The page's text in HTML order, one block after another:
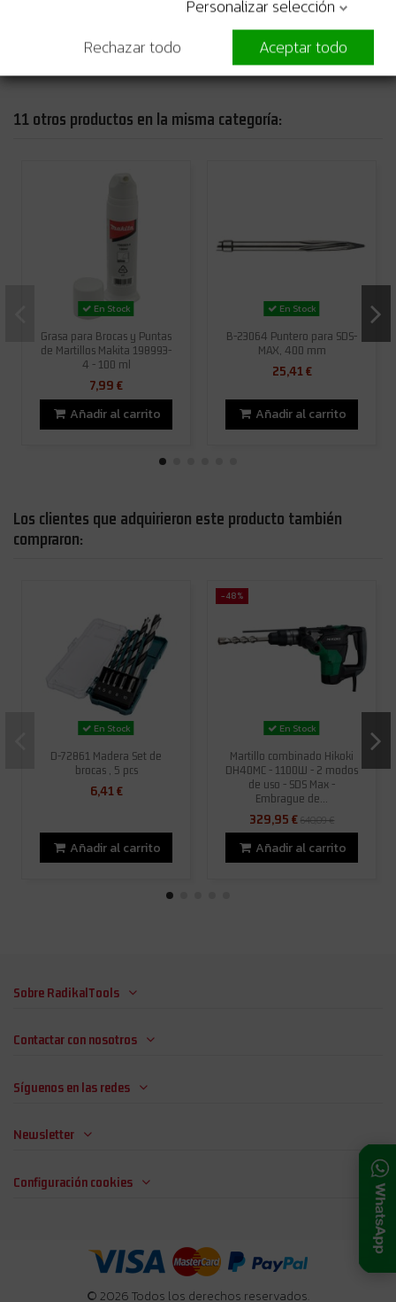
Detalles del producto
11 otros productos en la misma categoría:
En Stock
Grasa para Brocas y Puntas
de Martillos Makita 198993-
4 - 100 ml
7,99 €
Añadir al carrito
En Stock
B-23064 Puntero para SDS-
MAX, 400 mm
25,41 €
Añadir al carrito
Los clientes que adquirieron este producto también
compraron:
En Stock
D-72861 Madera Set de
brocas , 5 pcs
6,41 €
Añadir al carrito
-48%
En Stock
Martillo combinado Hikoki
DH40MC - 1100W - 2 modos
de uso - SDS Max -
Embrague de...
329,95 €640,09 €
Añadir al carrito
Sobre RadikalTools
Contactar con nosotros
Síguenos en las redes
Newsletter
Configuración cookies
© 2026 Todos los derechos reservados.
Personalizar selección
Rechazar todo
Aceptar todo